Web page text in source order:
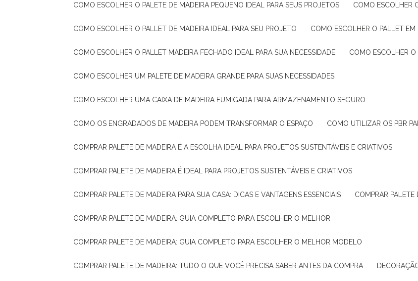
COMO ESCOLHER O PALETE DE MADEIRA PEQUENO IDEAL PARA SEUS PROJETOS COMO
COMO ESCOLHER O PALLET DE MADEIRA IDEAL PARA SEU PROJETO COMO ESCOLHER O PALLET
COMO ESCOLHER O PALLET MADEIRA FECHADO IDEAL PARA SUA NECESSIDADE COMO ESCOLHER
COMO ESCOLHER UM PALETE DE MADEIRA GRANDE PARA SUAS NECESSIDADES
COMO ESCOLHER UMA CAIXA DE MADEIRA FUMIGADA PARA ARMAZENAMENTO SEGURO
COMO OS ENGRADADOS DE MADEIRA PODEM TRANSFORMAR O ESPAÇO COMO UTILIZAR OS PBR
COMPRAR PALETE DE MADEIRA É A ESCOLHA IDEAL PARA PROJETOS SUSTENTÁVEIS E CRIATIVOS
COMPRAR PALETE DE MADEIRA É IDEAL PARA PROJETOS SUSTENTÁVEIS E CRIATIVOS
COMPRAR PALETE DE MADEIRA PARA SUA CASA: DICAS E VANTAGENS ESSENCIAIS COMPRAR
COMPRAR PALETE DE MADEIRA: GUIA COMPLETO PARA ESCOLHER O MELHOR
COMPRAR PALETE DE MADEIRA: GUIA COMPLETO PARA ESCOLHER O MELHOR MODELO
COMPRAR PALETE DE MADEIRA: TUDO O QUE VOCÊ PRECISA SABER ANTES DA COMPRA